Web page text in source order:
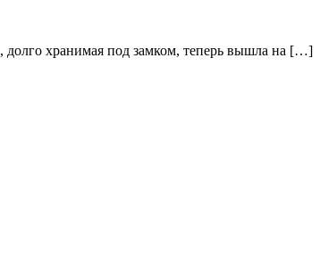
долго хранимая под замком, теперь вышла на […]